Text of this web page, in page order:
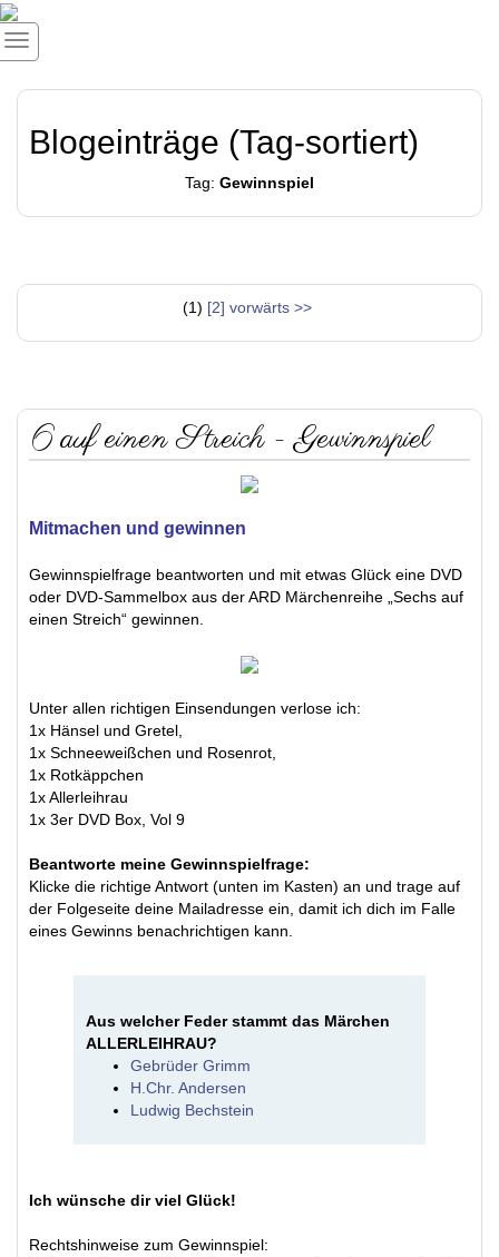
Blogeinträge (Tag-sortiert)
Tag: Gewinnspiel
(1) [2] vorwärts >>
6 auf einen Streich - Gewinnspiel
Mitmachen und gewinnen
Gewinnspielfrage beantworten und mit etwas Glück eine DVD
oder DVD-Sammelbox aus der ARD Märchenreihe „Sechs auf
einen Streich“ gewinnen.
Unter allen richtigen Einsendungen verlose ich:
1x Hänsel und Gretel,
1x Schneeweißchen und Rosenrot,
1x Rotkäppchen
1x Allerleihrau
1x 3er DVD Box, Vol 9
Beantworte meine Gewinnspielfrage:
Klicke die richtige Antwort (unten im Kasten) an und trage auf
der Folgeseite deine Mailadresse ein, damit ich dich im Falle
eines Gewinns benachrichtigen kann.
Aus welcher Feder stammt das Märchen
ALLERLEIHRAU?
Gebrüder Grimm
H.Chr. Andersen
Ludwig Bechstein
Ich wünsche dir viel Glück!
Rechtshinweise zum Gewinnspiel: